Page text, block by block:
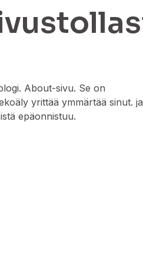
About-sivu. Se on
yrittää ymmärtää sinut. ja
epäonnistuu.